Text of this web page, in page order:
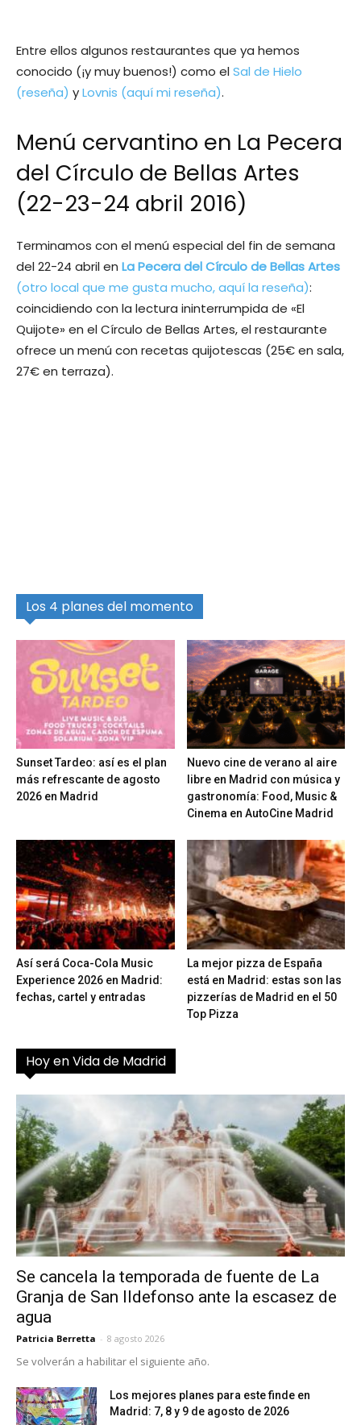
Entre ellos algunos restaurantes que ya hemos
conocido (¡y muy buenos!) como elSal de Hielo
(reseña) yLovnis (aquí mi reseña).
Menú cervantino en La Pecera
del Círculo de Bellas Artes
(22-23-24 abril 2016)
Terminamos con el menú especial del fin de semana
del 22-24 abril en La Pecera del Círculo de Bellas Artes
(otro local que me gusta mucho, aquí la reseña):
coincidiendo con la lectura ininterrumpida de «El
Quijote» en el Círculo de Bellas Artes, el restaurante
ofrece un menú con recetas quijotescas (25€ en sala,
27€ en terraza).
Los 4 planes del momento
Sunset Tardeo: así es el plan
más refrescante de agosto
2026 en Madrid
Nuevo cine de verano al aire
libre en Madrid con música y
gastronomía: Food, Music &
Cinema en AutoCine Madrid
Así será Coca-Cola Music
Experience 2026 en Madrid:
fechas, cartel y entradas
La mejor pizza de España
está en Madrid: estas son las
pizzerías de Madrid en el 50
Top Pizza
Hoy en Vida de Madrid
Se cancela la temporada de fuente de La
Granja de San Ildefonso ante la escasez de
agua
Patricia Berretta - 8 agosto 2026
Se volverán a habilitar el siguiente año.
Los mejores planes para este finde en
Madrid: 7, 8 y 9 de agosto de 2026